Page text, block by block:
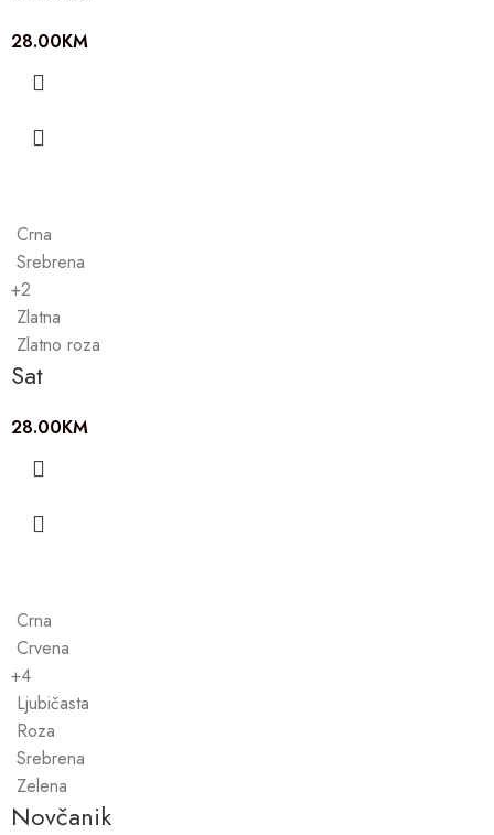
28.00KM
Crna
Srebrena
+2
Zlatna
Zlatno roza
Sat
28.00KM
Crna
Crvena
+4
Ljubičasta
Roza
Srebrena
Zelena
Novčanik